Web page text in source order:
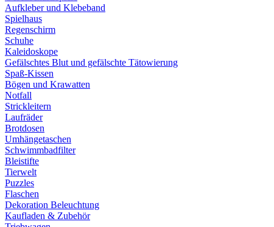
Aufkleber und Klebeband
Spielhaus
Regenschirm
Schuhe
Kaleidoskope
Gefälschtes Blut und gefälschte Tätowierung
Spaß-Kissen
Bögen und Krawatten
Notfall
Strickleitern
Laufräder
Brotdosen
Umhängetaschen
Schwimmbadfilter
Bleistifte
Tierwelt
Puzzles
Flaschen
Dekoration Beleuchtung
Kaufladen & Zubehör